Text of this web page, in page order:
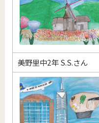
美野里中2年 S.S.さん